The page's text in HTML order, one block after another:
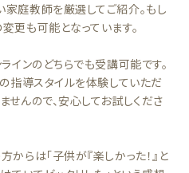
庭教師を厳選してご紹介。もし
更も可能となっています。
インのどちらでも受講可能です。
指導スタイルを体験していただ
んので、安心してお試しくださ
らは「子供が『楽しかった！』と